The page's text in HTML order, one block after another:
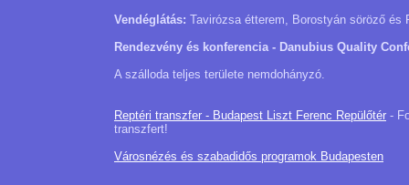
Vendéglátás: Tavirózsa étterem, Borostyán söröző
Rendezvény és konferencia - Danubius Quality
A szálloda teljes területe nemdohányzó.
Reptéri transzfer - Budapest Liszt Ferenc Repülőtér -
transzfert!
Városnézés és szabadidős programok Budapesten